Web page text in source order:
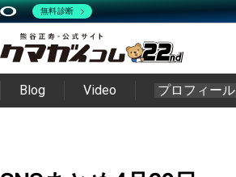
Blog Video プロフィール
無料診断